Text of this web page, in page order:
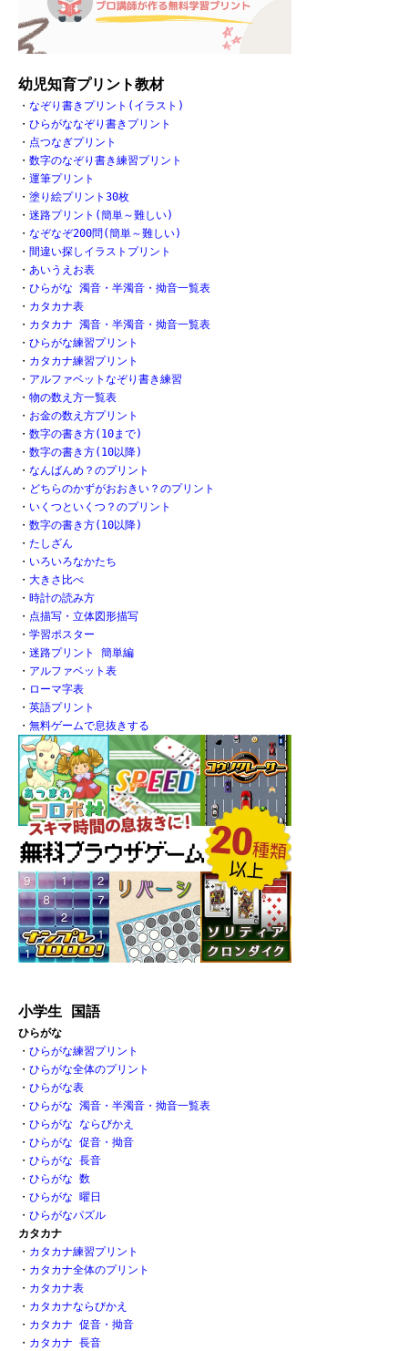
幼児知育プリント教材
・ なぞり書きプリント(イラスト)
・ ひらがななぞり書きプリント
・ 点つなぎプリント
・ 数字のなぞり書き練習プリント
・ 運筆プリント
・ 塗り絵プリント30枚
・ 迷路プリント(簡単～難しい)
・ なぞなぞ200問(簡単～難しい)
・ 間違い探しイラストプリント
・ あいうえお表
・ ひらがな 濁音・半濁音・拗音一覧表
・ カタカナ表
・ カタカナ 濁音・半濁音・拗音一覧表
・ ひらがな練習プリント
・ カタカナ練習プリント
・ アルファベットなぞり書き練習
・ 物の数え方一覧表
・ お金の数え方プリント
・ 数字の書き方(10まで)
・ 数字の書き方(10以降)
・ なんばんめ？のプリント
・ どちらのかずがおおきい？のプリント
・ いくつといくつ？のプリント
・ 数字の書き方(10以降)
・ たしざん
・ いろいろなかたち
・ 大きさ比べ
・ 時計の読み方
・ 点描写・立体図形描写
・ 学習ポスター
・ 迷路プリント 簡単編
・ アルファベット表
・ ローマ字表
・ 英語プリント
・ 無料ゲームで息抜きする
小学生 国語
ひらがな
・ ひらがな練習プリント
・ ひらがな全体のプリント
・ ひらがな表
・ ひらがな 濁音・半濁音・拗音一覧表
・ ひらがな ならびかえ
・ ひらがな 促音・拗音
・ ひらがな 長音
・ ひらがな 数
・ ひらがな 曜日
・ ひらがなパズル
カタカナ
・ カタカナ練習プリント
・ カタカナ全体のプリント
・ カタカナ表
・ カタカナならびかえ
・ カタカナ 促音・拗音
・ カタカナ 長音